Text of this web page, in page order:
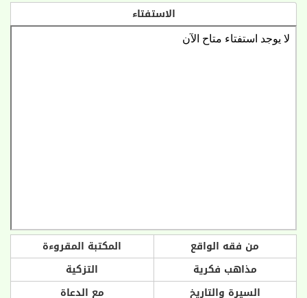
الاستفتاء
من فقه الواقع
المكتبة المقروءة
مذاهب فكرية
التزكية
السيرة والتاريخ
مع الدعاة